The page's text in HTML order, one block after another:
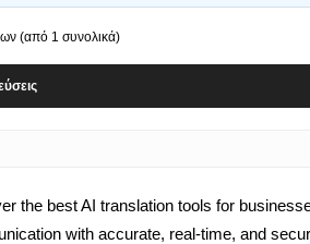
(από 1 συνολικά)
the best AI translation tools for
with accurate, real-time, and